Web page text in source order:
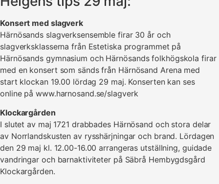
Konsert med slagverk
Härnösands slagverksensemble firar 30 år och
slagverksklasserna från Estetiska programmet på
Härnösands gymnasium och Härnösands folkhögskola firar
med en konsert som sänds från Härnösand Arena med
start klockan 19.00 lördag 29 maj. Konserten kan ses
online på www.harnosand.se/slagverk
Klockargården
I slutet av maj 1721 drabbades Härnösand och stora delar
av Norrlandskusten av rysshärjningar och brand. Lördagen
den 29 maj kl. 12.00-16.00 arrangeras utställning, guidade
vandringar och barnaktiviteter på Säbrå Hembygdsgård
Klockargården.